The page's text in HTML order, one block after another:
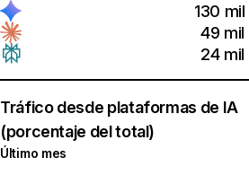
130 mil
49 mil
24 mil
Tráfico desde plataformas de IA
(porcentaje del total)
Último mes